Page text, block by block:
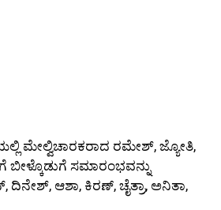
ಮೇಲ್ವಿಚಾರಕರಾದ ರಮೇಶ್, ಜ್ಯೋತಿ,
ಸಮಾರಂಭವನ್ನು
ಆಶಾ, ಕಿರಣ್, ಚೈತ್ರಾ, ಅನಿತಾ,